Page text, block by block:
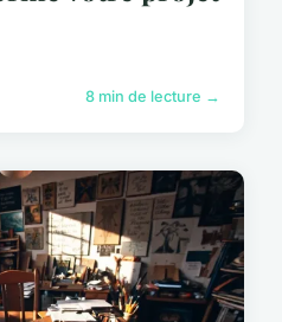
8 min de lecture →